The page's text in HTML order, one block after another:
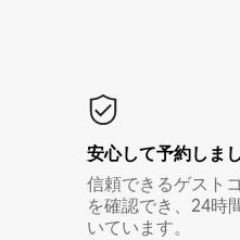
安心して予約しま
信頼できるゲスト
を確認でき、24時
いています。